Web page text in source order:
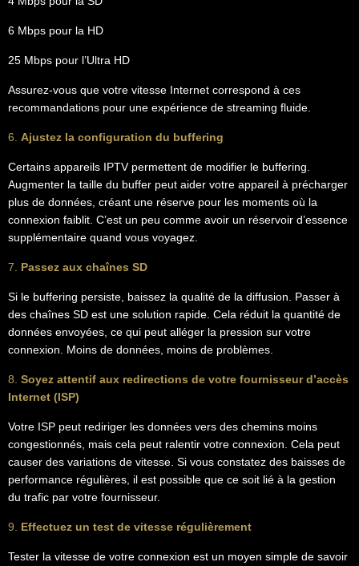
6 Mbps pour la HD
25 Mbps pour l’Ultra HD
Assurez-vous que votre vitesse Internet correspond à ces
recommandations pour une expérience de streaming fluide.
6. Ajustez la configuration du buffering
Certains appareils IPTV permettent de modifier le buffering.
Augmenter la taille du buffer peut aider votre appareil à précharger
plus de données, créant une réserve pour les moments où la
connexion faiblit. C’est un peu comme avoir un réservoir d’essence
supplémentaire quand vous voyagez.
7. Passez aux chaînes SD
Si le buffering persiste, baissez la qualité de la diffusion. Passer à
des chaînes SD est une solution rapide. Cela réduit la quantité de
données envoyées, ce qui peut alléger la pression sur votre
connexion. Moins de données, moins de problèmes.
8. Soyez attentif aux redirections de votre fournisseur d’accès
Internet (ISP)
Votre ISP peut rediriger les données vers des chemins moins
congestionnés, mais cela peut ralentir votre connexion. Cela peut
causer des variations de vitesse. Si vous constatez des baisses de
performance régulières, il est possible que ce soit lié à la gestion
du trafic par votre fournisseur.
9. Effectuez un test de vitesse régulièrement
Tester la vitesse de votre connexion est un moyen simple de savoir